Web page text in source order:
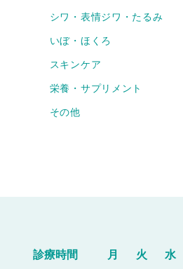
シワ・表情ジワ・たるみ
いぼ・ほくろ
スキンケア
栄養・サプリメント
その他
診療時間 月 火 水